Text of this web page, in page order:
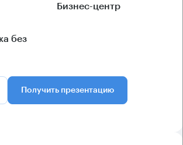
Бизнес-центр
без
Получить презентацию